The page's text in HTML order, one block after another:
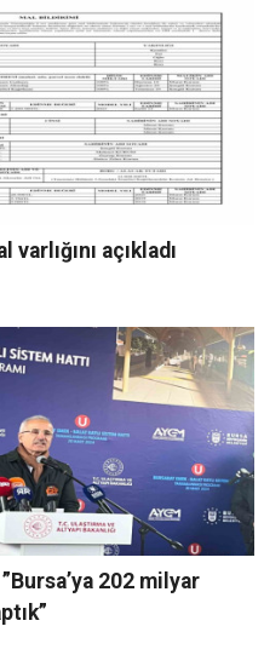
açıkladı
202 milyar